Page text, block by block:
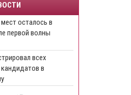
осталось в
первой волны
всех
в